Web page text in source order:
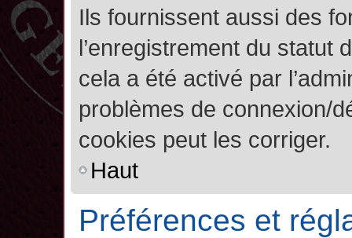
Ils fournissent aussi des
l’enregistrement du statut
cela a été activé par
problèmes de connexion/
cookies peut les corriger.
Haut
Préférences et